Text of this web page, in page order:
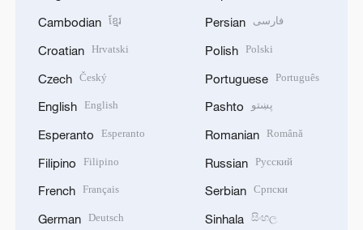
Cambodian ខ្មែរ
Croatian Hrvatski
Czech Český
English English
Esperanto Esperanto
Filipino Filipino
French Français
German Deutsch
Persian فارسی
Polish Polski
Portuguese Português
Pashto پښتو
Romanian Română
Russian Русский
Serbian Српски
Sinhala සිංහල